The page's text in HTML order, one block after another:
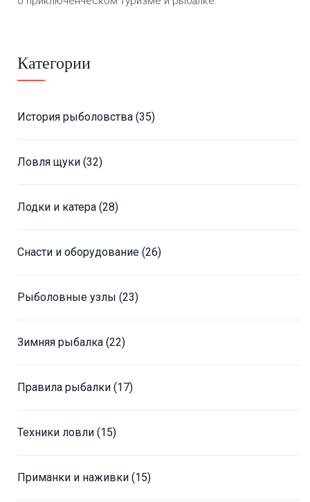
Категории
История рыболовства (35)
Ловля щуки (32)
Лодки и катера (28)
Снасти и оборудование (26)
Рыболовные узлы (23)
Зимняя рыбалка (22)
Правила рыбалки (17)
Техники ловли (15)
Приманки и наживки (15)